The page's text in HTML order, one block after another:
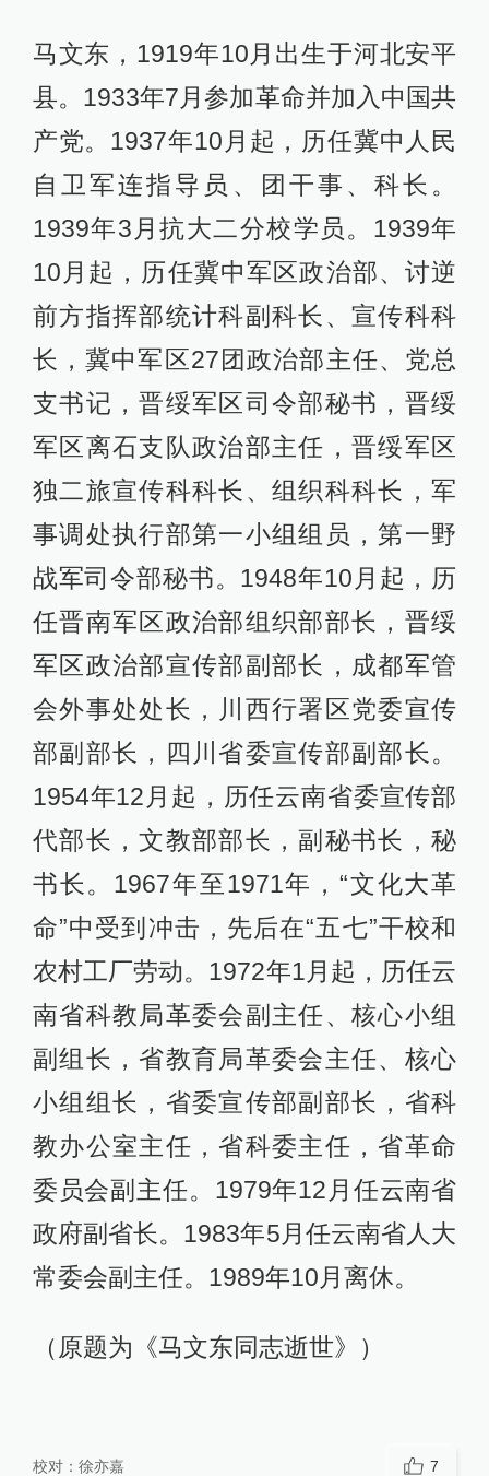
马文东，1919年10月出生于河北安平
县。1933年7月参加革命并加入中国共
产党。1937年10月起，历任冀中人民
自卫军连指导员、团干事、科长。
1939年3月抗大二分校学员。1939年
10月起，历任冀中军区政治部、讨逆
前方指挥部统计科副科长、宣传科科
长，冀中军区27团政治部主任、党总
支书记，晋绥军区司令部秘书，晋绥
军区离石支队政治部主任，晋绥军区
独二旅宣传科科长、组织科科长，军
事调处执行部第一小组组员，第一野
战军司令部秘书。1948年10月起，历
任晋南军区政治部组织部部长，晋绥
军区政治部宣传部副部长，成都军管
会外事处处长，川西行署区党委宣传
部副部长，四川省委宣传部副部长。
1954年12月起，历任云南省委宣传部
代部长，文教部部长，副秘书长，秘
书长。1967年至1971年，“文化大革
命”中受到冲击，先后在“五七”干校和
农村工厂劳动。1972年1月起，历任云
南省科教局革委会副主任、核心小组
副组长，省教育局革委会主任、核心
小组组长，省委宣传部副部长，省科
教办公室主任，省科委主任，省革命
委员会副主任。1979年12月任云南省
政府副省长。1983年5月任云南省人大
常委会副主任。1989年10月离休。
（原题为《马文东同志逝世》）
校对： 徐亦嘉 7